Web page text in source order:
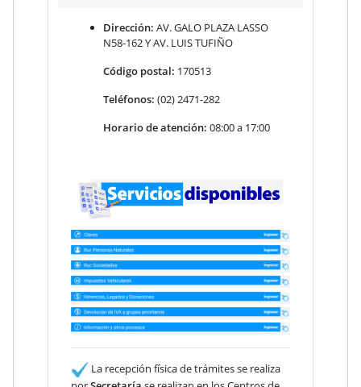
Dirección: AV. GALO PLAZA LASSO
N58-162 Y AV. LUIS TUFIÑO
Código postal: 170513
Teléfonos: (02) 2471-282
Horario de atención: 08:00 a 17:00
La recepción física de trámites se realiza